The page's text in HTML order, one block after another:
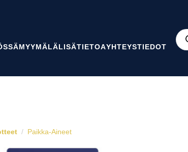
MYYMÄLÄLISÄTIETOAYHTEYSTIEDOT
Paikka-Aineet